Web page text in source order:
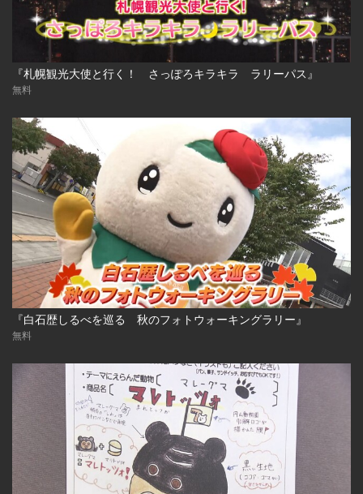
『札幌観光大使と行く！ さっぽろキラキラ ラリーパス』
無料
『白石歴しるべを巡る 秋のフォトウォーキングラリー』
無料